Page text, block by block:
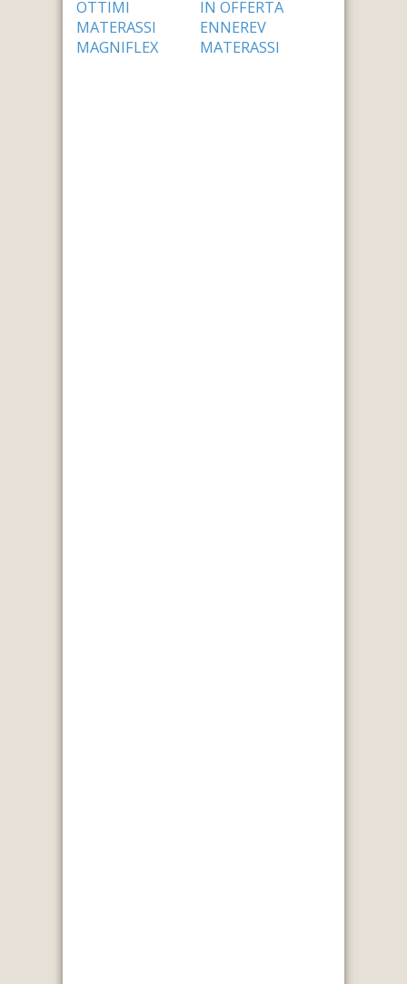
OTTIMI
MATERASSI
MAGNIFLEX
IN OFFERTA
ENNEREV
MATERASSI